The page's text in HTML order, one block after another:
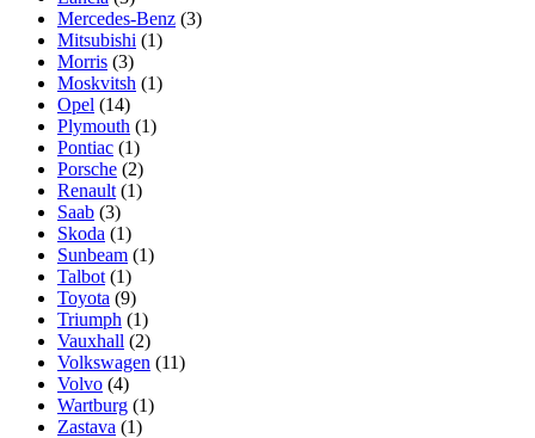
Mercedes-Benz (3)
Mitsubishi (1)
Morris (3)
Moskvitsh (1)
Opel (14)
Plymouth (1)
Pontiac (1)
Porsche (2)
Renault (1)
Saab (3)
Skoda (1)
Sunbeam (1)
Talbot (1)
Toyota (9)
Triumph (1)
Vauxhall (2)
Volkswagen (11)
Volvo (4)
Wartburg (1)
Zastava (1)